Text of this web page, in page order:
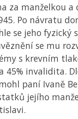
za manželkou
Po návratu
se jeho fyzický
se mu
s krevním
45% invalidita.
paní Ivaně
jejího